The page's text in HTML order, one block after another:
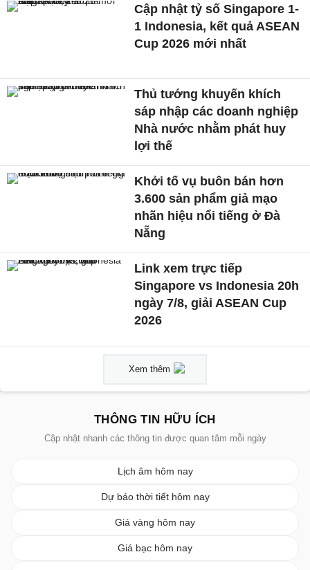
Cập nhật tỷ số Singapore 1-
1 Indonesia, kết quả ASEAN
Cup 2026 mới nhất
Thủ tướng khuyến khích
sáp nhập các doanh nghiệp
Nhà nước nhằm phát huy
lợi thế
Khởi tố vụ buôn bán hơn
3.600 sản phẩm giả mạo
nhãn hiệu nổi tiếng ở Đà
Nẵng
Link xem trực tiếp
Singapore vs Indonesia 20h
ngày 7/8, giải ASEAN Cup
2026
Xem thêm
THÔNG TIN HỮU ÍCH
Cập nhật nhanh các thông tin được quan tâm mỗi ngày
Lịch âm hôm nay
Dự báo thời tiết hôm nay
Giá vàng hôm nay
Giá bạc hôm nay